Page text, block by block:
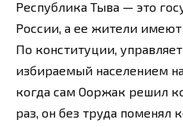
Республика Тыва — это
России, а ее жители имеют
По конституции,
избираемый населением
когда сам Ооржак решил
раз, он без труда поменял